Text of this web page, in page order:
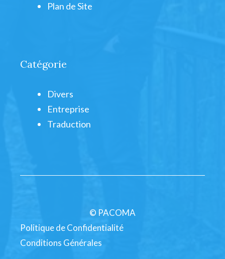
Plan de Site
Catégorie
Divers
Entreprise
Traduction
© PACOMA
Politique de Confidentialité
Conditions Générales